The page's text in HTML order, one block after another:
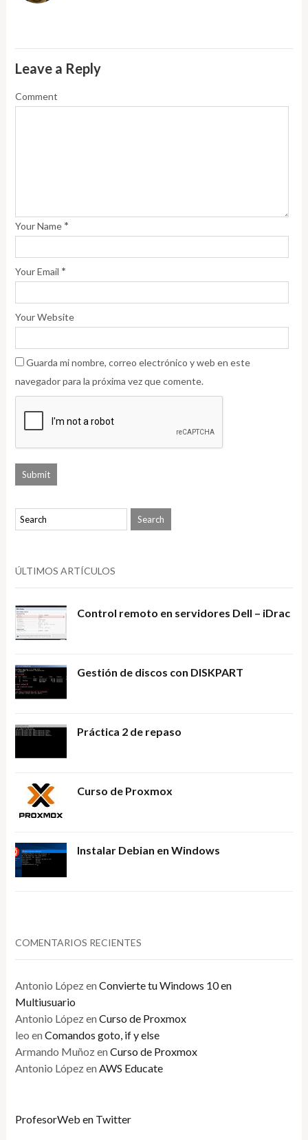
Leave a Reply
Comment
Your Name *
Your Email *
Your Website
Guarda mi nombre, correo electrónico y web en este
navegador para la próxima vez que comente.
ÚLTIMOS ARTÍCULOS
Control remoto en servidores Dell – iDrac
Gestión de discos con DISKPART
Práctica 2 de repaso
Curso de Proxmox
Instalar Debian en Windows
COMENTARIOS RECIENTES
Antonio LópezenConvierte tu Windows 10 en
Multiusuario
Antonio LópezenCurso de Proxmox
leo enComandos goto, if y else
Armando MuñozenCurso de Proxmox
Antonio LópezenAWS Educate
ProfesorWeb en Twitter